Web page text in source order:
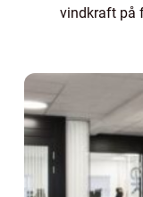
vindkraft på